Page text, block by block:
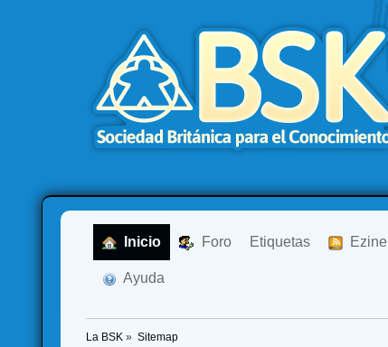
Inicio Foro Etiquetas Ezine
Ayuda
La BSK » Sitemap